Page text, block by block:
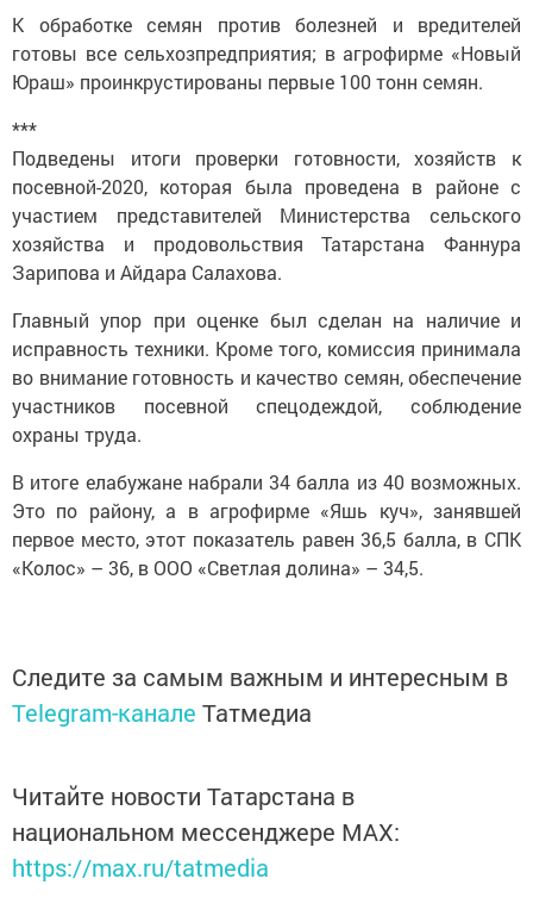
К обработке семян против болезней и вредителей
готовы все сельхозпредприятия; в агрофирме «Новый
Юраш» проинкрустированы первые 100 тонн семян.
***
Подведены итоги проверки готовности, хозяйств к
посевной-2020, которая была проведена в районе с
участием представителей Министерства сельского
хозяйства и продовольствия Татарстана Фаннура
Зарипова и Айдара Салахова.
Главный упор при оценке был сделан на наличие и
исправность техники. Кроме того, комиссия принимала
во внимание готовность и качество семян, обеспечение
участников посевной спецодеждой, соблюдение
охраны труда.
В итоге елабужане набрали 34 балла из 40 возможных.
Это по району, а в агрофирме «Яшь куч», занявшей
первое место, этот показатель равен 36,5 балла, в СПК
«Колос» – 36, в ООО «Светлая долина» – 34,5.
Следите за самым важным и интересным в
Telegram-канале Татмедиа
Читайте новости Татарстана в
национальном мессенджере MАХ:
https://max.ru/tatmedia